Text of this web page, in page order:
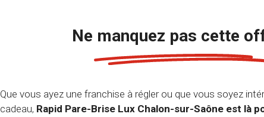
Ne manquez pas cette
Que vous ayez une franchise à régler ou que vous soyez
cadeau, Rapid Pare-Brise Lux Chalon-sur-Saône est là